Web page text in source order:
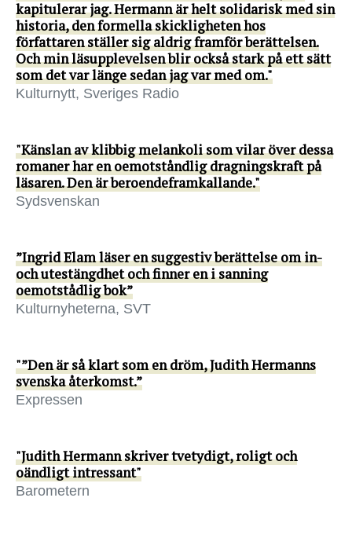
kapitulerar jag. Hermann är helt solidarisk med sin
historia, den formella skickligheten hos
författaren ställer sig aldrig framför berättelsen.
Och min läsupplevelsen blir också stark på ett sätt
som det var länge sedan jag var med om."
Kulturnytt, Sveriges Radio
"Känslan av klibbig melankoli som vilar över dessa
romaner har en oemotståndlig dragningskraft på
läsaren. Den är beroendeframkallande."
Sydsvenskan
”Ingrid Elam läser en suggestiv berättelse om in-
och utestängdhet och finner en i sanning
oemotstådlig bok”
Kulturnyheterna, SVT
"”Den är så klart som en dröm, Judith Hermanns
svenska återkomst.”
Expressen
"Judith Hermann skriver tvetydigt, roligt och
oändligt intressant"
Barometern